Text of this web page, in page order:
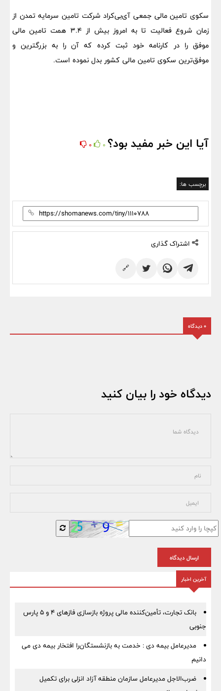
سکوی تامین مالی جمعی آی‌بی‌کراد شرکت تامین سرمایه تمدن از
زمان شروع فعالیت تا به امروز بیش از 3.4 همت تامین مالی
موفق را در کارنامه خود ثبت کرده که آن را به بزرگترین و
موفق‌ترین سکوی تامین مالی کشور بدل نموده است.
آیا این خبر مفید بود؟ 0
0
برچسب ها:
اشتراک گذاری
🔗
0 دیدگاه
دیدگاه خود را بیان کنید
ارسال دیدگاه
آخرین اخبار
بانک تجارت، تأمین‌کننده مالی پروژه بازسازی فازهای ۴ و ۵ پارس
جنوبی
مدیرعامل بیمه دی : خدمت به بازنشستگان‌را افتخار بیمه دی می
دانیم
ضرب‌الاجل مدیرعامل سازمان منطقه آزاد انزلی برای تكمیل